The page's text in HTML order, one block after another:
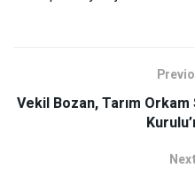
Vekil Bozan, Tarım